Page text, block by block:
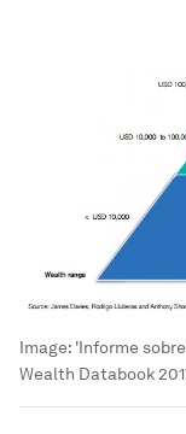
Image: 'Informe
Wealth Databook